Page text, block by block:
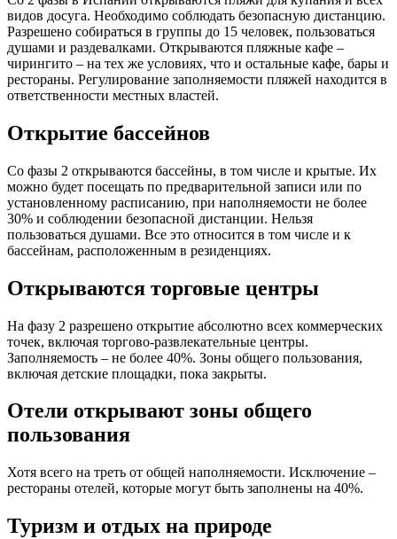
видов досуга. Необходимо соблюдать безопасную дистанцию.
Разрешено собираться в группы до 15 человек, пользоваться
душами и раздевалками. Открываются пляжные кафе –
чирингито – на тех же условиях, что и остальные кафе, бары и
рестораны. Регулирование заполняемости пляжей находится в
ответственности местных властей.
Открытие бассейнов
Со фазы 2 открываются бассейны, в том числе и крытые. Их
можно будет посещать по предварительной записи или по
установленному расписанию, при наполняемости не более
30% и соблюдении безопасной дистанции. Нельзя
пользоваться душами. Все это относится в том числе и к
бассейнам, расположенным в резиденциях.
Открываются торговые центры
На фазу 2 разрешено открытие абсолютно всех коммерческих
точек, включая торгово-развлекательные центры.
Заполняемость – не более 40%. Зоны общего пользования,
включая детские площадки, пока закрыты.
Отели открывают зоны общего
пользования
Хотя всего на треть от общей наполняемости. Исключение –
рестораны отелей, которые могут быть заполнены на 40%.
Туризм и отдых на природе